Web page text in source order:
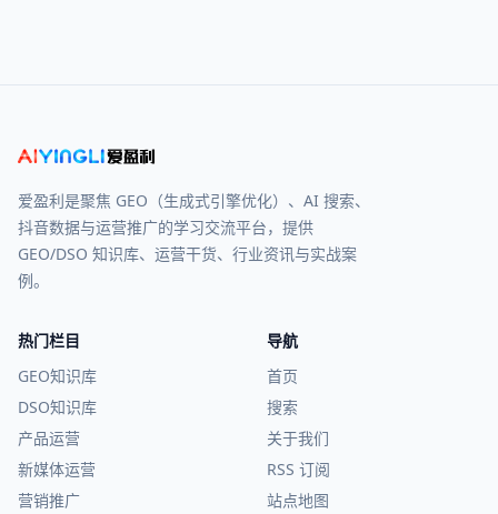
爱盈利是聚焦 GEO（生成式引擎优化）、AI 搜索、
抖音数据与运营推广的学习交流平台，提供
GEO/DSO 知识库、运营干货、行业资讯与实战案
例。
热门栏目
GEO知识库
DSO知识库
产品运营
新媒体运营
营销推广
导航
首页
搜索
关于我们
RSS 订阅
站点地图